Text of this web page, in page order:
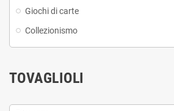
Giochi di carte
Collezionismo
TOVAGLIOLI